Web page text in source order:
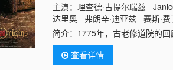
主演：理查德·古提尔瑞兹
达里奥 弗朗辛·迪亚兹 赛斯·
Ortega 阿拉·米娜 Arlene
Maika Rivera 莎拉·
简介： 1775年，古老修道院的
圣节狂欢夜，面具杀手突袭街头
开启末日启
查看详情